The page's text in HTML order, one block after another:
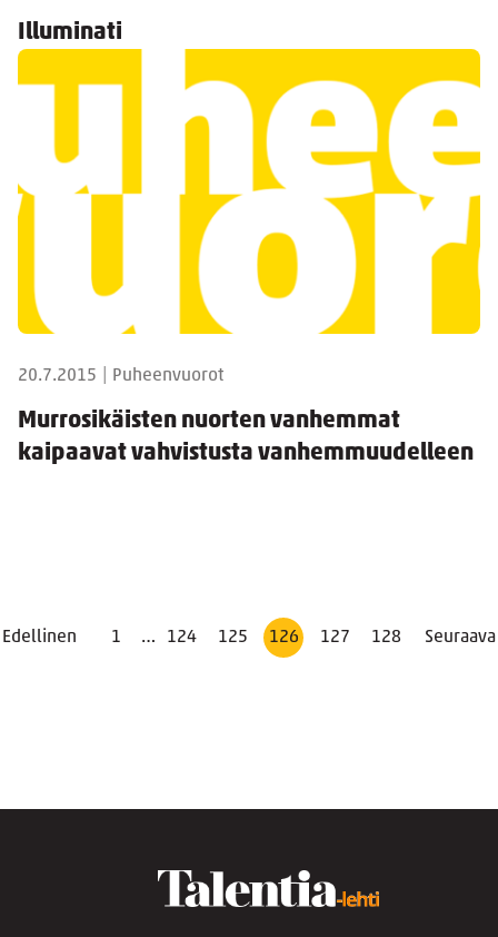
Illuminati
20.7.2015 Puheenvuorot
Murrosikäisten nuorten vanhemmat
kaipaavat vahvistusta vanhemmuudelleen
Edellinen 1 … 124 125 126 127 128 Seuraava